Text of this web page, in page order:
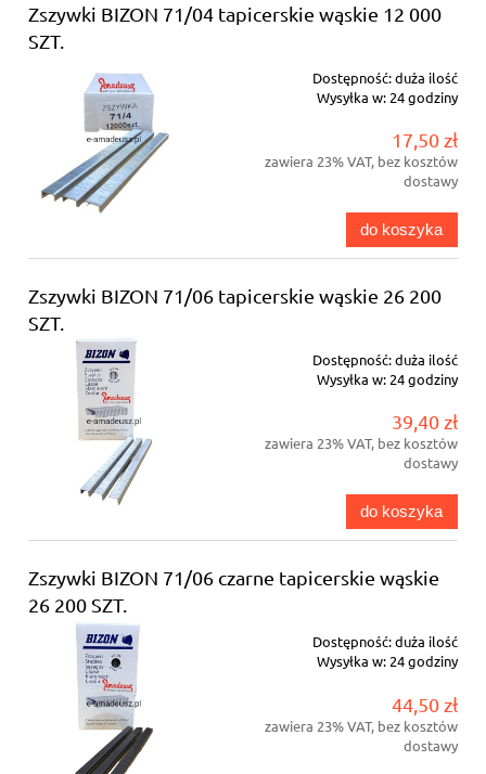
Zszywki BIZON 71/04 tapicerskie wąskie 12 000
SZT.
Dostępność:duża ilość
Wysyłka w: 24 godziny
17,50 zł
zawiera 23% VAT, bez kosztów
dostawy
do koszyka
Zszywki BIZON 71/06 tapicerskie wąskie 26 200
SZT.
Dostępność:duża ilość
Wysyłka w: 24 godziny
39,40 zł
zawiera 23% VAT, bez kosztów
dostawy
do koszyka
Zszywki BIZON 71/06 czarne tapicerskie wąskie
26 200 SZT.
Dostępność:duża ilość
Wysyłka w: 24 godziny
44,50 zł
zawiera 23% VAT, bez kosztów
dostawy